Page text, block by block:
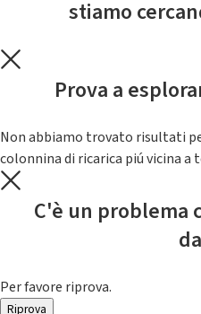
stiamo
Prova a
Non abbiamo trovato risultati
colonnina di ricarica piú vicina
C'è un problema
Per favore riprova.
Riprova